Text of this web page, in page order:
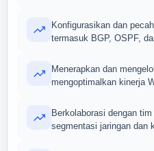
Konfigurasikan dan
termasuk BGP, OSPF,
Menerapkan dan
mengoptimalkan kinerja
Berkolaborasi dengan
segmentasi jaringan dan